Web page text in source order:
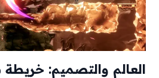
العالم والتصميم: خريطة